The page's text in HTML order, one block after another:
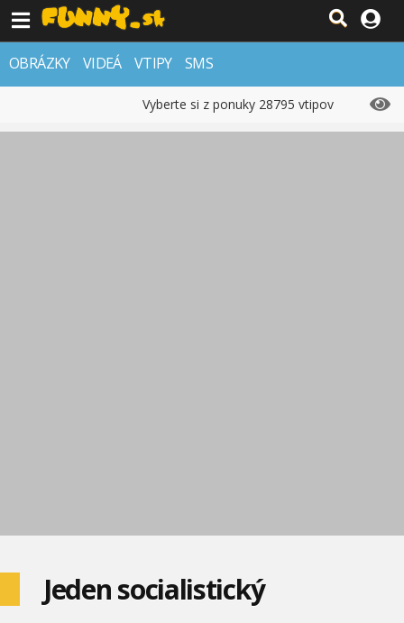
OBRÁZKY VIDEÁ VTIPY SMS
Vyberte si z ponuky 28795 vtipov
Jeden socialistický